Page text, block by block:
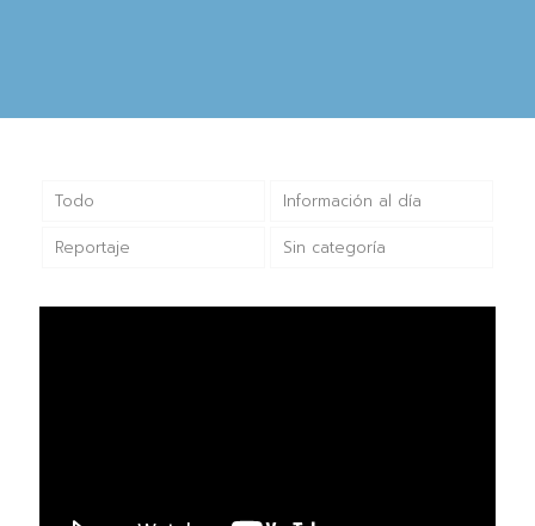
Todo Información al día
Reportaje Sin categoría